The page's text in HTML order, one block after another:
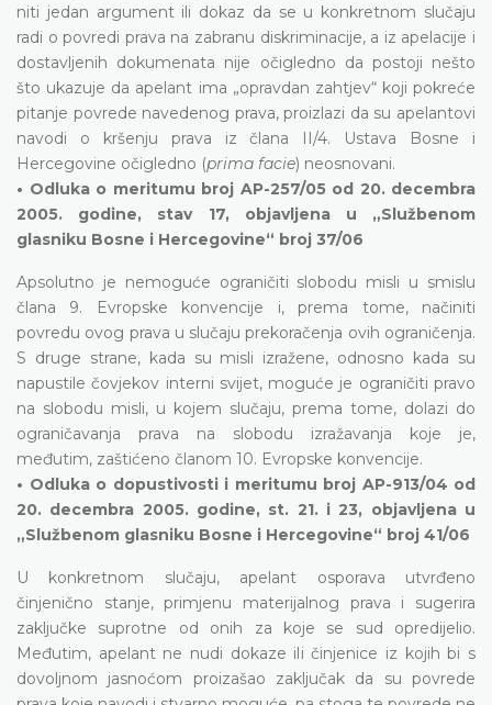
niti jedan argument ili dokaz da se u konkretnom slučaju
radi o povredi prava na zabranu diskriminacije, a iz apelacije i
dostavljenih dokumenata nije očigledno da postoji nešto
što ukazuje da apelant ima „opravdan zahtjev“ koji pokreće
pitanje povrede navedenog prava, proizlazi da su apelantovi
navodi o kršenju prava iz člana II/4. Ustava Bosne i
Hercegovine očigledno (prima facie) neosnovani.
• Odluka o meritumu broj AP-257/05 od 20. decembra
2005. godine, stav 17, objavljena u „Službenom
glasniku Bosne i Hercegovine“ broj 37/06
Apsolutno je nemoguće ograničiti slobodu misli u smislu
člana 9. Evropske konvencije i, prema tome, načiniti
povredu ovog prava u slučaju prekoračenja ovih ograničenja.
S druge strane, kada su misli izražene, odnosno kada su
napustile čovjekov interni svijet, moguće je ograničiti pravo
na slobodu misli, u kojem slučaju, prema tome, dolazi do
ograničavanja prava na slobodu izražavanja koje je,
međutim, zaštićeno članom 10. Evropske konvencije.
• Odluka o dopustivosti i meritumu broj AP-913/04 od
20. decembra 2005. godine, st. 21. i 23, objavljena u
„Službenom glasniku Bosne i Hercegovine“ broj 41/06
U konkretnom slučaju, apelant osporava utvrđeno
činjenično stanje, primjenu materijalnog prava i sugerira
zaključke suprotne od onih za koje se sud opredijelio.
Međutim, apelant ne nudi dokaze ili činjenice iz kojih bi s
dovoljnom jasnoćom proizašao zaključak da su povrede